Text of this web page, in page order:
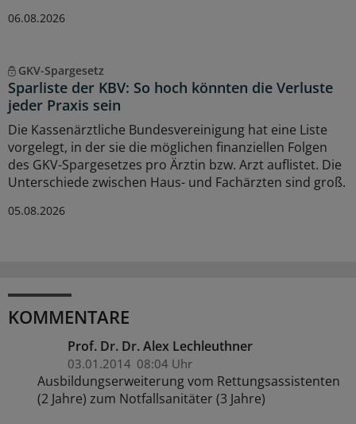
06.08.2026
GKV-Spargesetz
Sparliste der KBV: So hoch könnten die Verluste
jeder Praxis sein
Die Kassenärztliche Bundesvereinigung hat eine Liste
vorgelegt, in der sie die möglichen finanziellen Folgen
des GKV-Spargesetzes pro Ärztin bzw. Arzt auflistet. Die
Unterschiede zwischen Haus- und Fachärzten sind groß.
05.08.2026
KOMMENTARE
Prof. Dr. Dr. Alex Lechleuthner
03.01.2014 08:04 Uhr
Ausbildungserweiterung vom Rettungsassistenten
(2 Jahre) zum Notfallsanitäter (3 Jahre)